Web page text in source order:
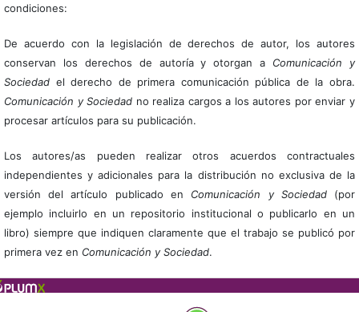
condiciones:
De acuerdo con la legislación de derechos de autor, los autores
conservan los derechos de autoría y otorgan a Comunicación y
Sociedadel derecho de primera comunicación pública de la obra.
Comunicación y Sociedad no realiza cargos a los autores por enviar y
procesar artículos para su publicación.
Los autores/as pueden realizar otros acuerdos contractuales
independientes y adicionales para la distribución no exclusiva de la
versión del artículo publicado en Comunicación y Sociedad(por
ejemplo incluirlo en un repositorio institucional o publicarlo en un
libro) siempre que indiquen claramente que el trabajo se publicó por
primera vez en Comunicación y Sociedad.